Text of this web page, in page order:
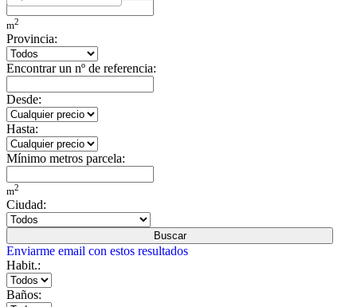
m2
Provincia:
Encontrar un nº de referencia:
Desde:
Hasta:
Mínimo metros parcela:
m2
Ciudad:
Buscar
Enviarme email con estos resultados
Habit.:
Baños: